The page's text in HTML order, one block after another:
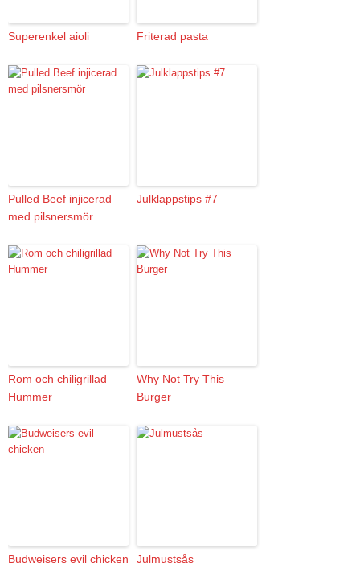
Superenkel aioli Friterad pasta
Pulled Beef injicerad
med pilsnersmör
Julklappstips #7
Rom och chiligrillad
Hummer
Why Not Try This
Burger
Budweisers evil chicken Julmustsås